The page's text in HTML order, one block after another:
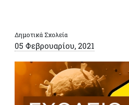
Δημοτικά Σχολεία
05 Φεβρουαρίου, 2021